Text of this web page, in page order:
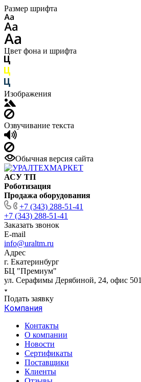
Размер шрифта
Цвет фона и шрифта
Изображения
Озвучивание текста
Обычная версия сайта
АСУ ТП
Роботизация
Продажа оборудования
+7 (343) 288-51-41
+7 (343) 288-51-41
Заказать звонок
E-mail
info@uraltm.ru
Адрес
г. Екатеринбург
БЦ "Премиум"
ул. Серафимы Дерябиной, 24, офис 501
Подать заявку
Компания
Контакты
О компании
Новости
Сертификаты
Поставщики
Клиенты